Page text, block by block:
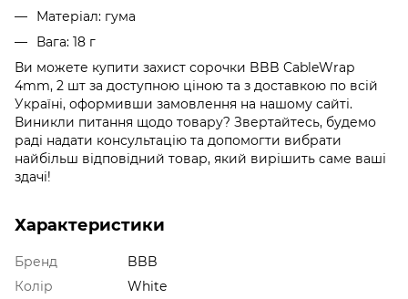
Матеріал: гума
Вага: 18 г
Ви можете купити захист сорочки BBB CableWrap
4mm, 2 шт за доступною ціною та з доставкою по всій
Україні, оформивши замовлення на нашому сайті.
Виникли питання щодо товару? Звертайтесь, будемо
раді надати консультацію та допомогти вибрати
найбільш відповідний товар, який вирішить саме ваші
здачі!
Характеристики
Бренд
BBB
Колір
White